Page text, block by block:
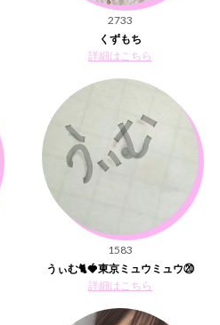
2733
くずもち
詳細はこちら
1583
うぃむ🐈🍓東京ミュウミュウ⑳
詳細はこちら